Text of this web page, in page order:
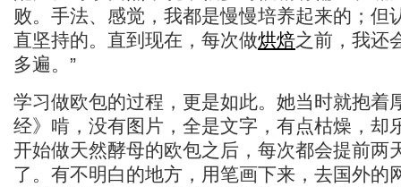
败。手法、感觉，我都是慢慢培养起来的；但
直坚持的。直到现在，每次做烘焙之前，我还
多遍。”
学习做欧包的过程，更是如此。她当时就抱着
经》啃，没有图片，全是文字，有点枯燥，却
开始做天然酵母的欧包之后，每次都会提前两
了。有不明白的地方，用笔画下来，去国外的